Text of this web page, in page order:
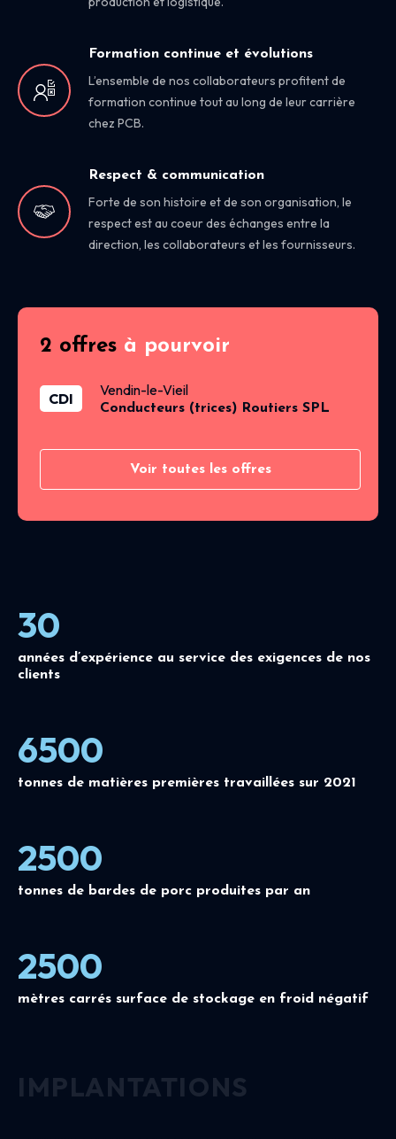
Formation continue et évolutions
L’ensemble de nos collaborateurs profitent de
formation continue tout au long de leur carrière
chez PCB.
Respect & communication
Forte de son histoire et de son organisation, le
respect est au coeur des échanges entre la
direction, les collaborateurs et les fournisseurs.
2 offres à pourvoir
CDI Vendin-le-Vieil
Conducteurs (trices) Routiers SPL
Voir toutes les offres
30
années d’expérience au service des exigences de nos
clients
6500
tonnes de matières premières travaillées sur 2021
2500
tonnes de bardes de porc produites par an
2500
mètres carrés surface de stockage en froid négatif
IMPLANTATIONS